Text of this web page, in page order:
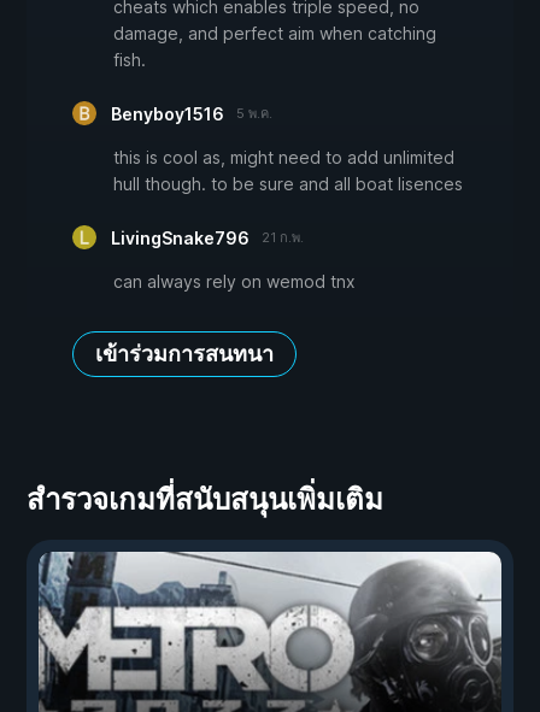
cheats which enables triple speed, no
damage, and perfect aim when catching
fish.
Benyboy1516 5 พ.ค.
this is cool as, might need to add unlimited
hull though. to be sure and all boat lisences
LivingSnake796 21 ก.พ.
can always rely on wemod tnx
เข้าร่วมการสนทนา
สำรวจเกมที่สนับสนุนเพิ่มเติม